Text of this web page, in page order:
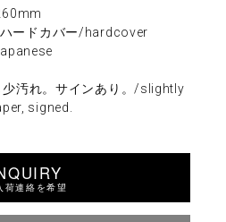
ードカバー/hardcover
汚れ。サインあり。/slightly
signed.
荷連絡を希望